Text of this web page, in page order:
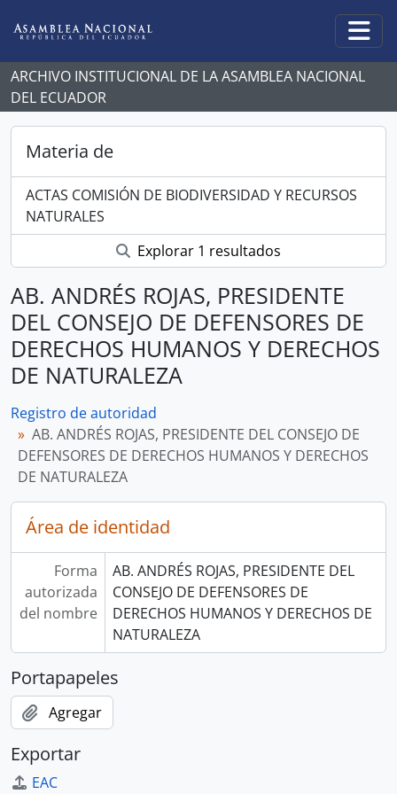
ARCHIVO INSTITUCIONAL DE LA ASAMBLEA NACIONAL
DEL ECUADOR
Materia de
ACTAS COMISIÓN DE BIODIVERSIDAD Y RECURSOS
NATURALES
Explorar 1 resultados
AB. ANDRÉS ROJAS, PRESIDENTE
DEL CONSEJO DE DEFENSORES DE
DERECHOS HUMANOS Y DERECHOS
DE NATURALEZA
Registro de autoridad
AB. ANDRÉS ROJAS, PRESIDENTE DEL CONSEJO DE
DEFENSORES DE DERECHOS HUMANOS Y DERECHOS
DE NATURALEZA
Área de identidad
Forma
autorizada
del nombre
AB. ANDRÉS ROJAS, PRESIDENTE DEL
CONSEJO DE DEFENSORES DE
DERECHOS HUMANOS Y DERECHOS DE
NATURALEZA
Portapapeles
Agregar
Exportar
EAC